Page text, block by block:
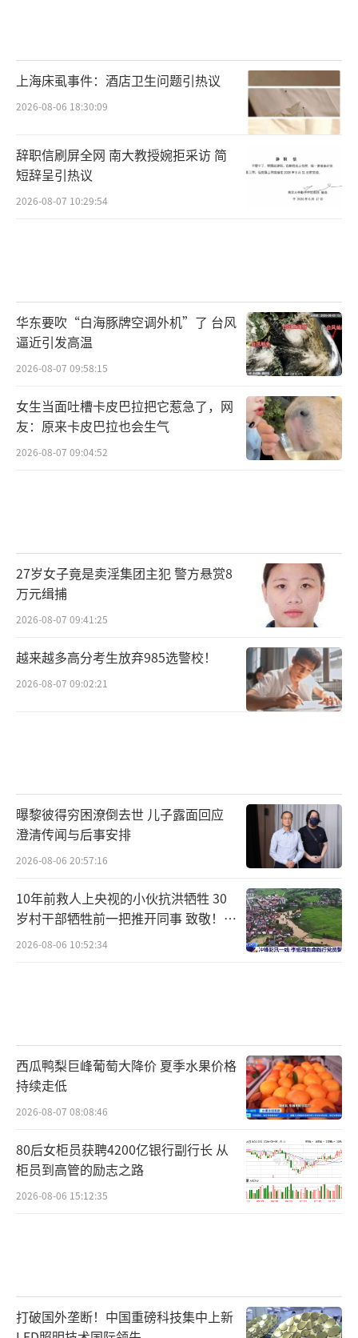
上海床虱事件：酒店卫生问题引热议
2026-08-06 18:30:09
辞职信刷屏全网 南大教授婉拒采访 简
短辞呈引热议
2026-08-07 10:29:54
华东要吹“白海豚牌空调外机”了 台风
逼近引发高温
2026-08-07 09:58:15
女生当面吐槽卡皮巴拉把它惹急了，网
友：原来卡皮巴拉也会生气
2026-08-07 09:04:52
27岁女子竟是卖淫集团主犯 警方悬赏8
万元缉捕
2026-08-07 09:41:25
越来越多高分考生放弃985选警校！
2026-08-07 09:02:21
曝黎彼得穷困潦倒去世 儿子露面回应
澄清传闻与后事安排
2026-08-06 20:57:16
10年前救人上央视的小伙抗洪牺牲 30
岁村干部牺牲前一把推开同事 致敬！送
别！
2026-08-06 10:52:34
西瓜鸭梨巨峰葡萄大降价 夏季水果价格
持续走低
2026-08-07 08:08:46
80后女柜员获聘4200亿银行副行长 从
柜员到高管的励志之路
2026-08-06 15:12:35
打破国外垄断！中国重磅科技集中上新